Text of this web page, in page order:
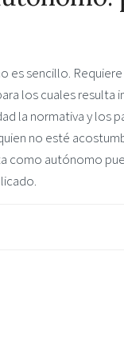
es sencillo.
los cuales resulta
la normativa y los
no esté
como autónomo